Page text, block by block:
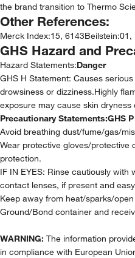
the brand transition to Thermo
Other References:
Merck Index:15, 6143Beilstein:01,
GHS Hazard and
Hazard Statements:Danger
GHS H Statement: Causes
drowsiness or dizziness.Highly
exposure may cause skin dryness
Precautionary Statements:GHS
Avoid breathing dust/fume/gas/
Wear protective gloves/protective
protection.
IF IN EYES: Rinse cautiously
contact lenses, if present and
Keep away from heat/sparks/
Ground/Bond container and
WARNING: The information
in compliance with European